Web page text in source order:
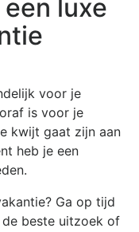
luxe
voor je
is voor je
kwijt gaat zijn aan
heb je een
Ga op tijd
beste uitzoek of